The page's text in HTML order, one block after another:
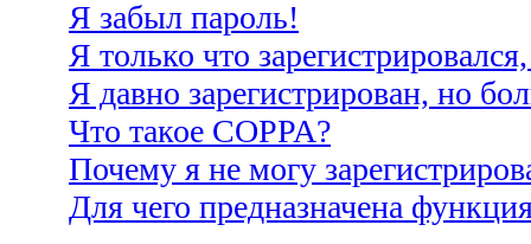
Я забыл пароль!
Я только что
Я давно зарегистрирован, но
Что такое COPPA?
Почему я не могу
Для чего предназначена